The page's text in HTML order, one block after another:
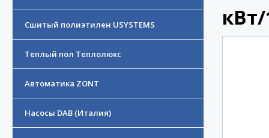
Сшитый полиэтилен USYSTEMS
Теплый пол Теплолюкс
Автоматика ZONT
Насосы DAB (Италия)